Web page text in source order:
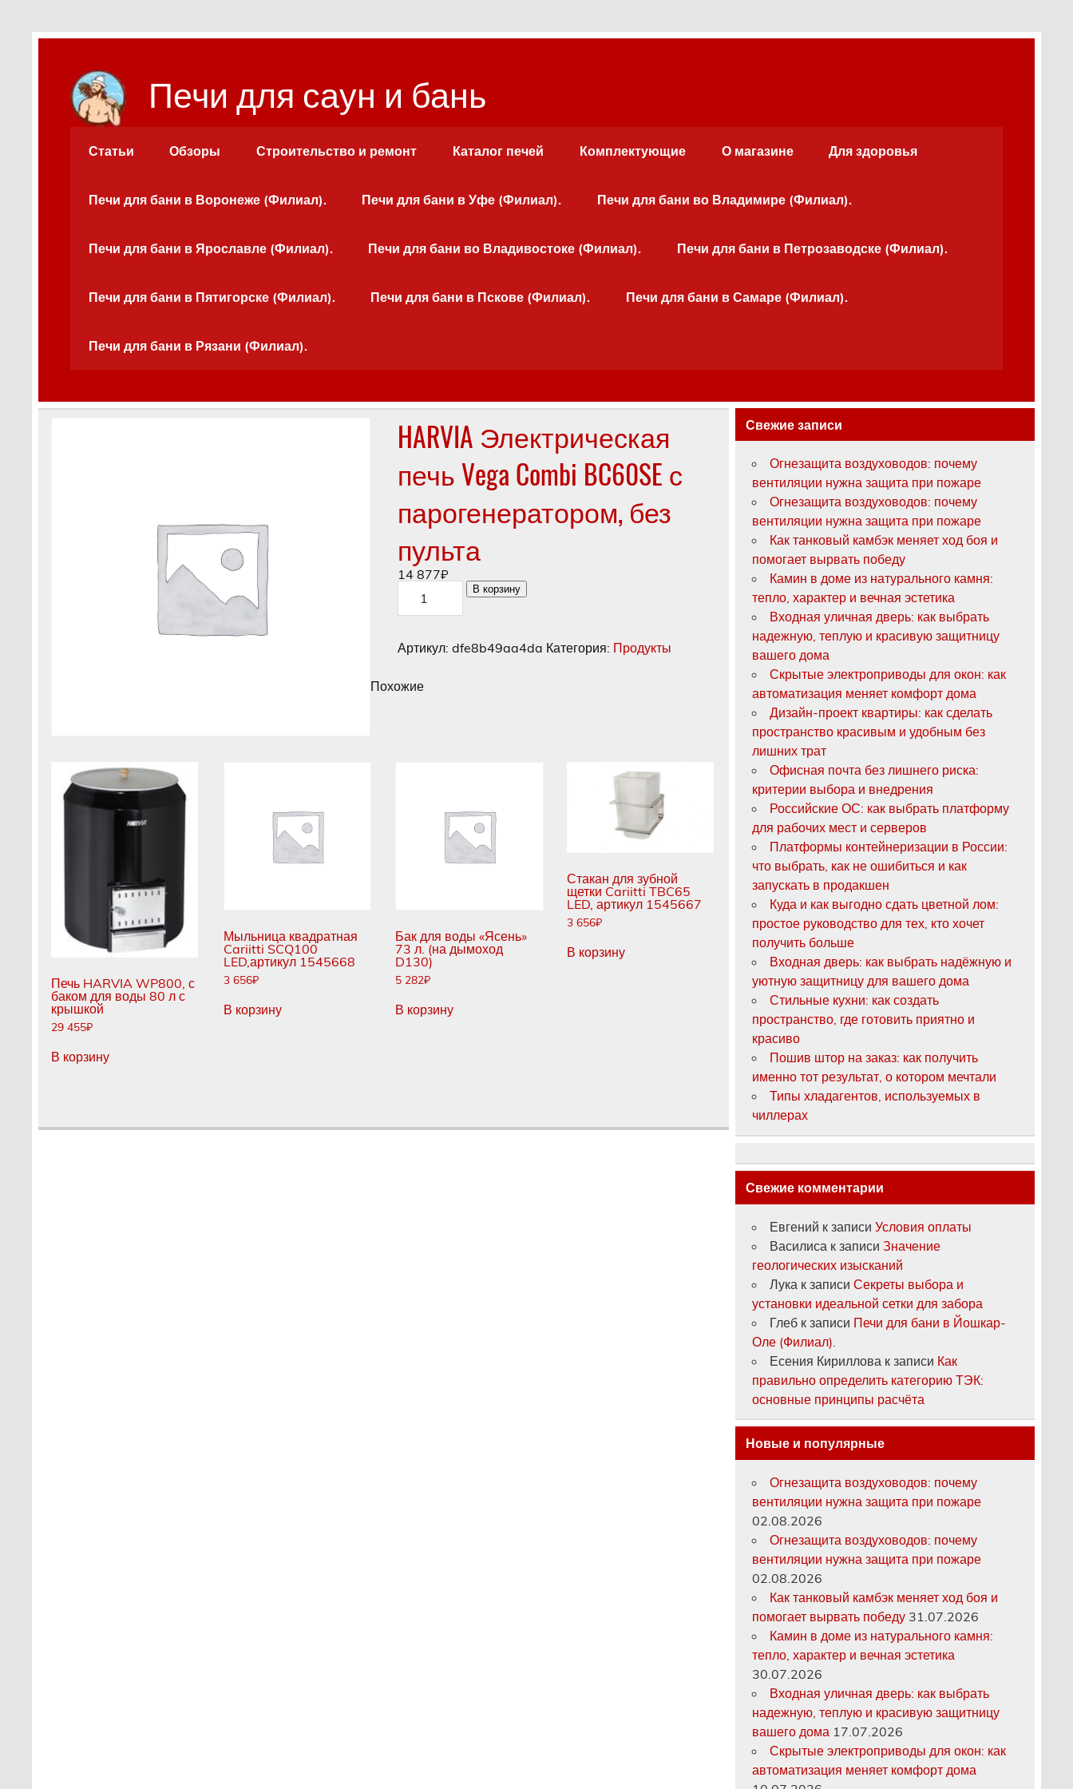
содержимому
Печи для саун и бань
Статьи Обзоры Строительство и ремонт Каталог печей Комплектующие О магазине Для здоровья
Печи для бани в Воронеже (Филиал). Печи для бани в Уфе (Филиал). Печи для бани во Владимире (Филиал).
Печи для бани в Ярославле (Филиал). Печи для бани во Владивостоке (Филиал). Печи для бани в Петрозаводске (Филиал).
Печи для бани в Пятигорске (Филиал). Печи для бани в Пскове (Филиал). Печи для бани в Самаре (Филиал).
Печи для бани в Рязани (Филиал).
HARVIA Электрическая
печь Vega Combi BC60SE с
парогенератором, без
пульта
14 877₽
Количество
товара
HARVIA
Vega
с
В корзину
Артикул: dfe8b49aa4da Категория: Продукты
Похожие
Печь HARVIA WP800, с
баком для воды 80 л с
крышкой
29 455₽
В корзину
Мыльница квадратная
Cariitti SCQ100
LED,артикул 1545668
3 656₽
В корзину
Бак для воды «Ясень»
73 л. (на дымоход
D130)
5 282₽
В корзину
Стакан для зубной
щетки Cariitti TBC65
LED, артикул 1545667
3 656₽
В корзину
Свежие записи
Огнезащита воздуховодов: почему
вентиляции нужна защита при пожаре
Огнезащита воздуховодов: почему
вентиляции нужна защита при пожаре
Как танковый камбэк меняет ход боя и
помогает вырвать победу
Камин в доме из натурального камня:
тепло, характер и вечная эстетика
Входная уличная дверь: как выбрать
надежную, теплую и красивую защитницу
вашего дома
Скрытые электроприводы для окон: как
автоматизация меняет комфорт дома
Дизайн-проект квартиры: как сделать
пространство красивым и удобным без
лишних трат
Офисная почта без лишнего риска:
критерии выбора и внедрения
Российские ОС: как выбрать платформу
для рабочих мест и серверов
Платформы контейнеризации в России:
что выбрать, как не ошибиться и как
запускать в продакшен
Куда и как выгодно сдать цветной лом:
простое руководство для тех, кто хочет
получить больше
Входная дверь: как выбрать надёжную и
уютную защитницу для вашего дома
Стильные кухни: как создать
пространство, где готовить приятно и
красиво
Пошив штор на заказ: как получить
именно тот результат, о котором мечтали
Типы хладагентов, используемых в
чиллерах
Свежие комментарии
Евгений к записиУсловия оплаты
Василиса к записиЗначение
геологических изысканий
Лука к записиСекреты выбора и
установки идеальной сетки для забора
Глеб к записи Печи для бани в Йошкар-
Оле (Филиал).
Есения Кириллова к записи Как
правильно определить категорию ТЭК:
основные принципы расчёта
Новые и популярные
Огнезащита воздуховодов: почему
вентиляции нужна защита при пожаре
02.08.2026
Огнезащита воздуховодов: почему
вентиляции нужна защита при пожаре
02.08.2026
Как танковый камбэк меняет ход боя и
помогает вырвать победу 31.07.2026
Камин в доме из натурального камня:
тепло, характер и вечная эстетика
30.07.2026
Входная уличная дверь: как выбрать
надежную, теплую и красивую защитницу
вашего дома 17.07.2026
Скрытые электроприводы для окон: как
автоматизация меняет комфорт дома